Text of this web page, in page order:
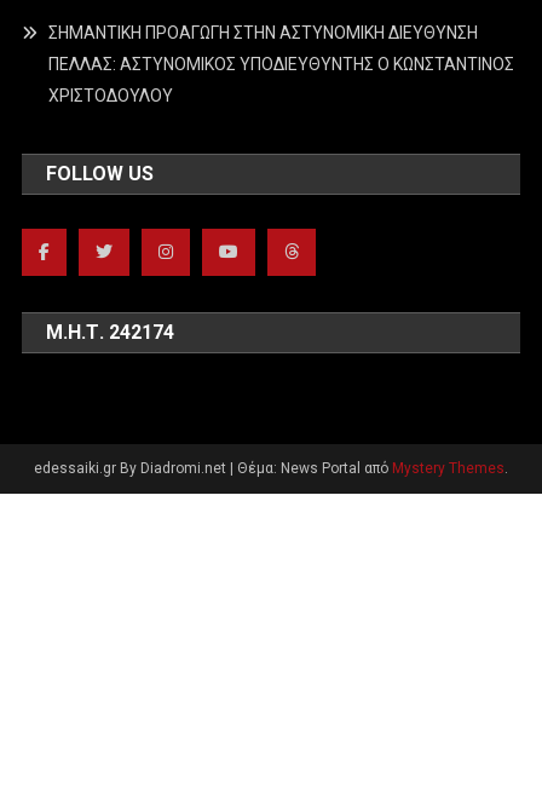
ΣΗΜΑΝΤΙΚΗ ΠΡΟΑΓΩΓΗ ΣΤΗΝ ΑΣΤΥΝΟΜΙΚΗ ΔΙΕΥΘΥΝΣΗ
ΠΕΛΛΑΣ: ΑΣΤΥΝΟΜΙΚΟΣ ΥΠΟΔΙΕΥΘΥΝΤΗΣ Ο ΚΩΝΣΤΑΝΤΙΝΟΣ
ΧΡΙΣΤΟΔΟΥΛΟΥ
FOLLOW US
Μ.Η.Τ. 242174
edessaiki.gr By Diadromi.net Θέμα: News Portal από Mystery Themes.